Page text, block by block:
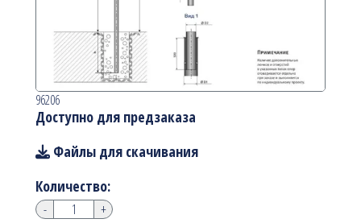
96206
Доступно для предзаказа
Файлы для скачивания
Количество:
- +